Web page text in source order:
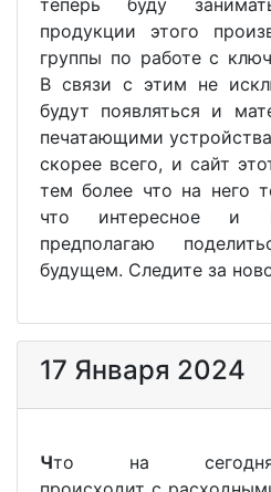
продукции этого
группы по работе с
В связи с этим не
будут появляться и
печатающими
скорее всего, и сайт
тем более что на него
что интересное и
предполагаю
будущем. Следите за
17 Января 2024
Что на